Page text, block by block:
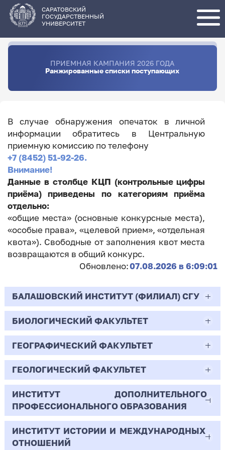
основному
содержанию
САРАТОВСКИЙ
ГОСУДАРСТВЕННЫЙ
УНИВЕРСИТЕТ
ПРИЕМНАЯ КАМПАНИЯ 2026 ГОДА
Ранжированные списки поступающих
В случае обнаружения опечаток в личной
информации обратитесь в Центральную
приемную комиссию по телефону
+7 (8452) 51-92-26.
Внимание!
Данные в столбце КЦП (контрольные цифры
приёма) приведены по категориям приёма
отдельно:
«общие места» (основные конкурсные места),
«особые права», «целевой прием», «отдельная
квота»). Свободные от заполнения квот места
возвращаются в общий конкурс.
Обновлено:07.08.2026 в 6:09:01
БАЛАШОВСКИЙ ИНСТИТУТ (ФИЛИАЛ) СГУ
44.03.02
Психолого-педагогическое образование
Очная | Бакалавр
Всего бюджетных мест - 10
Бюджет/
Общие места
Профиль: Практическая
психология образования
БИОЛОГИЧЕСКИЙ ФАКУЛЬТЕТ
06.03.01
Биология
Очная | Бакалавр
Всего бюджетных мест - 50
Бюджет/Общие места
ГЕОГРАФИЧЕСКИЙ ФАКУЛЬТЕТ
05.03.02
География
Очная | Бакалавр
Всего бюджетных мест - 15
ГЕОЛОГИЧЕСКИЙ ФАКУЛЬТЕТ
05.03.01
Геология
Очная | Бакалавр
ИНСТИТУТ ДОПОЛНИТЕЛЬНОГО
ПРОФЕССИОНАЛЬНОГО ОБРАЗОВАНИЯ
38.03.02
ИНСТИТУТ ИСТОРИИ И МЕЖДУНАРОДНЫХ
ОТНОШЕНИЙ